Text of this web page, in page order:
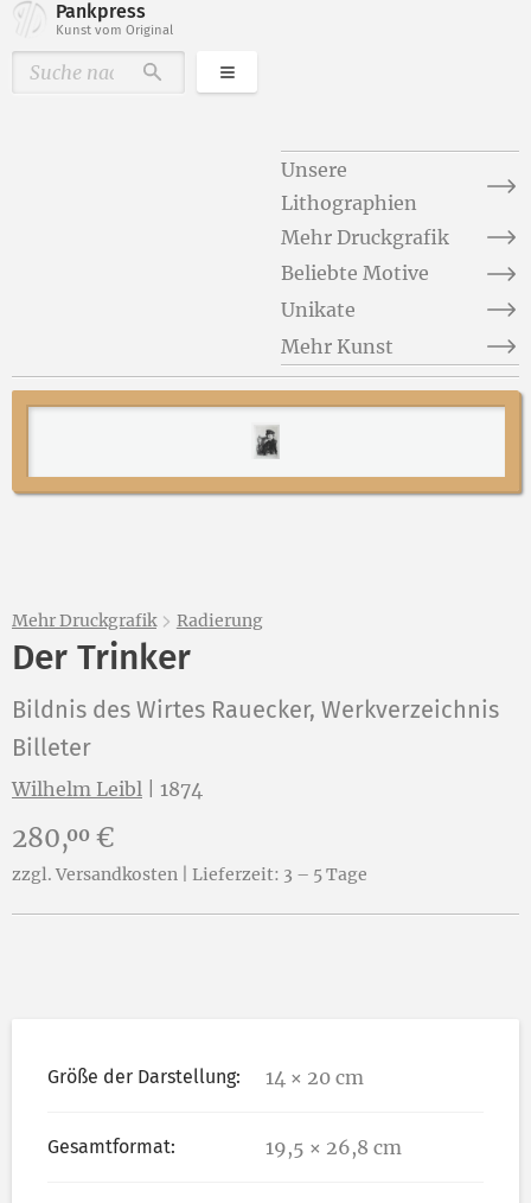
Pankpress
Kunst vom Original
DurchsuchenKategorien
Unsere
Lithographien
Mehr Druckgrafik
Beliebte Motive
Unikate
Mehr Kunst
Mehr Druckgrafik Radierung
Der Trinker
Bildnis des Wirtes Rauecker, Werkverzeichnis
Billeter
Wilhelm Leibl 1874
Preis:
280,00 €
zzgl. Versandkosten | Lieferzeit: 3 – 5 Tage
Größe der Darstellung: 14 × 20 cm
Gesamtformat: 19,5 × 26,8 cm